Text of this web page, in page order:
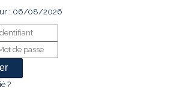
: 06/08/2026
?